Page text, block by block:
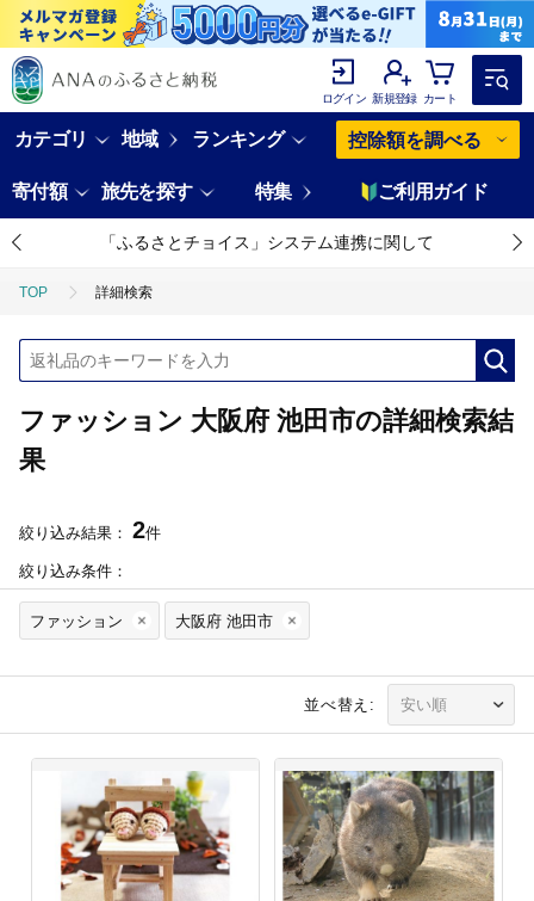
ログイン 新規登録 カート
カテゴリ 地域 ランキング 控除額を調べる
寄付額 旅先を探す 特集 ご利用ガイド
「ふるさとチョイス」システム連携に関して
TOP 詳細検索
ファッション 大阪府 池田市の詳細検索結
果
絞り込み結果： 2件
絞り込み条件：
ファッション 大阪府 池田市
並べ替え: